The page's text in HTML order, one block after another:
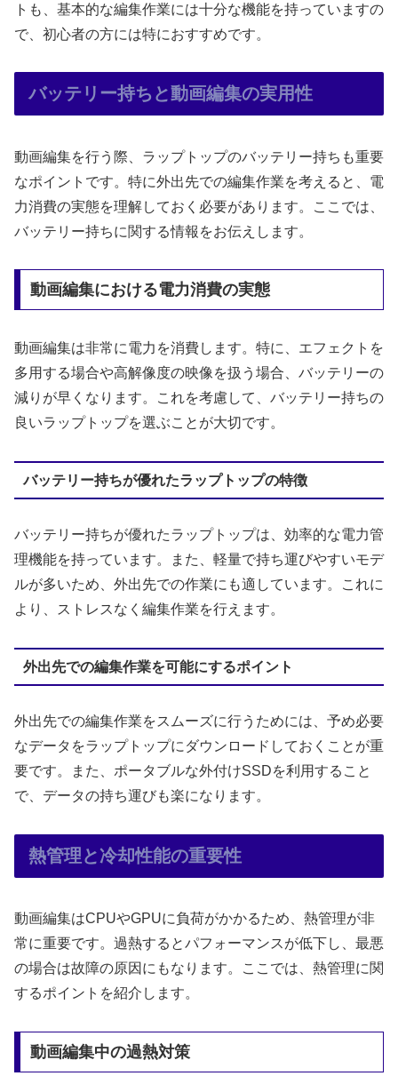
トも、基本的な編集作業には十分な機能を持っていますの
で、初心者の方には特におすすめです。
バッテリー持ちと動画編集の実用性
動画編集を行う際、ラップトップのバッテリー持ちも重要
なポイントです。特に外出先での編集作業を考えると、電
力消費の実態を理解しておく必要があります。ここでは、
バッテリー持ちに関する情報をお伝えします。
動画編集における電力消費の実態
動画編集は非常に電力を消費します。特に、エフェクトを
多用する場合や高解像度の映像を扱う場合、バッテリーの
減りが早くなります。これを考慮して、バッテリー持ちの
良いラップトップを選ぶことが大切です。
バッテリー持ちが優れたラップトップの特徴
バッテリー持ちが優れたラップトップは、効率的な電力管
理機能を持っています。また、軽量で持ち運びやすいモデ
ルが多いため、外出先での作業にも適しています。これに
より、ストレスなく編集作業を行えます。
外出先での編集作業を可能にするポイント
外出先での編集作業をスムーズに行うためには、予め必要
なデータをラップトップにダウンロードしておくことが重
要です。また、ポータブルな外付けSSDを利用すること
で、データの持ち運びも楽になります。
熱管理と冷却性能の重要性
動画編集はCPUやGPUに負荷がかかるため、熱管理が非
常に重要です。過熱するとパフォーマンスが低下し、最悪
の場合は故障の原因にもなります。ここでは、熱管理に関
するポイントを紹介します。
動画編集中の過熱対策